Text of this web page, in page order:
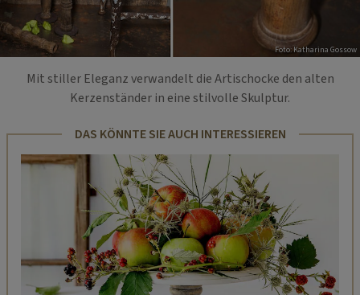
Foto: Katharina Gossow
Mit stiller Eleganz verwandelt die Artischocke den alten
Kerzenständer in eine stilvolle Skulptur.
DAS KÖNNTE SIE AUCH INTERESSIEREN